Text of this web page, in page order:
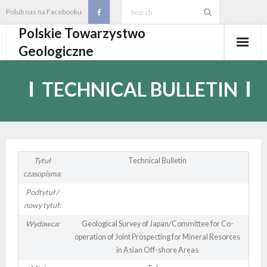
content
Polub nas na Facebooku
Polskie Towarzystwo
Geologiczne
- Historia
- Osobistości PTGeol
- Statut PTGeol i regulaminy
Oddziały, koła, sekcje
- - Oddział Gdański
- - Oddział Górnośląski
- Sekcje
- - Sekcja Badań Strukturalnych i Geozagrożeń
Wydarzenia
- Core Logging School COLOS
TECHNICAL BULLETIN
Tytuł
czasopisma:
Technical Bulletin
Podtytuł /
nowy tytuł:
Wydawca:
Geological Survey of Japan/Committee for Co-
operation of Joint Prospecting for Mineral Resorces
in Asian Off-shore Areas